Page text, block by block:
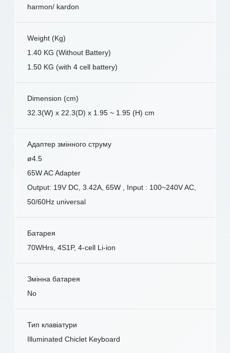
harmon/ kardon
Weight (Kg)
1.40 KG (Without Battery)
1.50 KG (with 4 cell battery)
Dimension (cm)
32.3(W) x 22.3(D) x 1.95 ~ 1.95 (H) cm
Адаптер змінного струму
ø4.5
65W AC Adapter
Output: 19V DC, 3.42A, 65W , Input : 100~240V AC,
50/60Hz universal
Батарея
70WHrs, 4S1P, 4-cell Li-ion
Змінна батарея
No
Тип клавіатури
Illuminated Chiclet Keyboard